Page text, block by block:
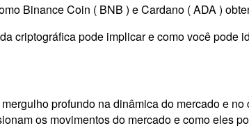
Binance Coin ( BNB ) e Cardano ( ADA )
criptográfica pode implicar e como você pode
profundo na dinâmica do mercado e
os movimentos do mercado e como eles